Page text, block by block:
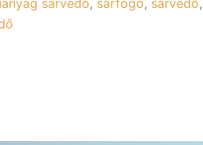
sárvédő, sárfogó, sárvédő,